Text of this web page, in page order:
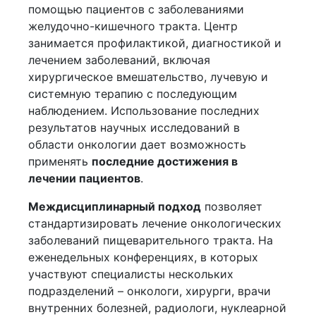
помощью пациентов с заболеваниями
желудочно-кишечного тракта. Центр
занимается профилактикой, диагностикой и
лечением заболеваний, включая
хирургическое вмешательство, лучевую и
системную терапию с последующим
наблюдением. Использование последних
результатов научных исследований в
области онкологии дает возможность
применять последние достижения в
лечении пациентов.
Междисциплинарный подходпозволяет
стандартизировать лечение онкологических
заболеваний пищеварительного тракта. На
еженедельных конференциях, в которых
участвуют специалисты нескольких
подразделений – онкологи, хирурги, врачи
внутренних болезней, радиологи, нуклеарной